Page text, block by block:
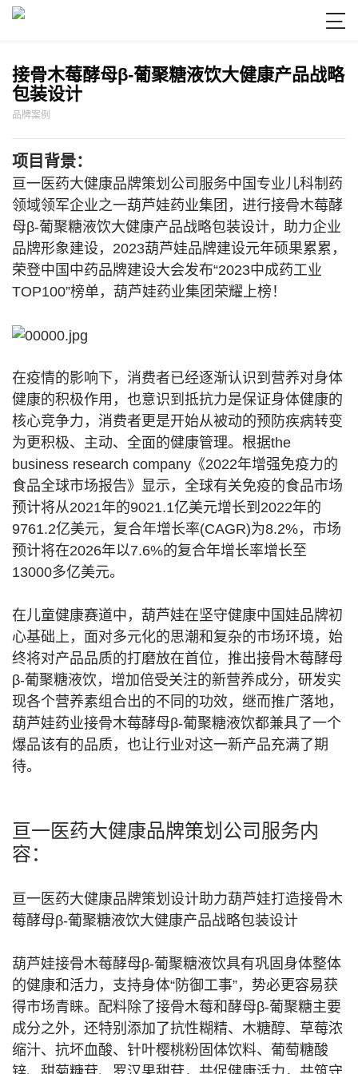

接骨木莓酵母β-葡聚糖液饮大健康产品战略
包装设计
品牌案例
项目背景：
亘一医药大健康品牌策划公司服务中国专业儿科制药
领域领军企业之一葫芦娃药业集团，进行接骨木莓酵
母β-葡聚糖液饮大健康产品战略包装设计，助力企业
品牌形象建设，2023葫芦娃品牌建设元年硕果累累，
荣登中国中药品牌建设大会发布“2023中成药工业
TOP100”榜单，葫芦娃药业集团荣耀上榜！
在疫情的影响下，消费者已经逐渐认识到营养对身体
健康的积极作用，也意识到抵抗力是保证身体健康的
核心竞争力，消费者更是开始从被动的预防疾病转变
为更积极、主动、全面的健康管理。根据the
business research company《2022年增强免疫力的
食品全球市场报告》显示，全球有关免疫的食品市场
预计将从2021年的9021.1亿美元增长到2022年的
9761.2亿美元，复合年增长率(CAGR)为8.2%，市场
预计将在2026年以7.6%的复合年增长率增长至
13000多亿美元。
在儿童健康赛道中，葫芦娃在坚守健康中国娃品牌初
心基础上，面对多元化的思潮和复杂的市场环境，始
终将对产品品质的打磨放在首位，推出接骨木莓酵母
β-葡聚糖液饮，增加倍受关注的新营养成分，研发实
现各个营养素组合出的不同的功效，继而推广落地，
葫芦娃药业接骨木莓酵母β-葡聚糖液饮都兼具了一个
爆品该有的品质，也让行业对这一新产品充满了期
待。
亘一医药大健康品牌策划公司服务内
容：
亘一医药大健康品牌策划设计助力葫芦娃打造接骨木
莓酵母β-葡聚糖液饮大健康产品战略包装设计
葫芦娃接骨木莓酵母β-葡聚糖液饮具有巩固身体整体
的健康和活力，支持身体“防御工事”，势必更容易获
得市场青睐。配料除了接骨木莓和酵母β-葡聚糖主要
成分之外，还特别添加了抗性糊精、木糖醇、草莓浓
缩汁、抗坏血酸、针叶樱桃粉固体饮料、葡萄糖酸